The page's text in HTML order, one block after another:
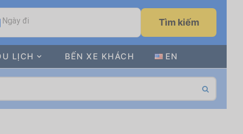
Ngày đi Tìm kiếm
LỊCH BẾN XE KHÁCH EN